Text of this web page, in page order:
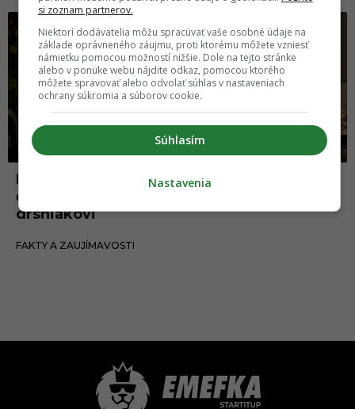
Najkrajšie vianočné reklamy všetkých
čias, ktoré zahrajú na city každému
drsniakovi
FAKTY A ZAUJÍMAVOSTI
Fakty a zaujímavosti
si zoznam partnerov.
Niektorí dodávatelia môžu spracúvať vaše osobné údaje na
základe oprávneného záujmu, proti ktorému môžete vzniesť
námietku pomocou možností nižšie. Dole na tejto stránke
alebo v ponuke webu nájdite odkaz, pomocou ktorého
môžete spravovať alebo odvolať súhlas v nastaveniach
ochrany súkromia a súborov cookie.
Súhlasím
Nastavenia